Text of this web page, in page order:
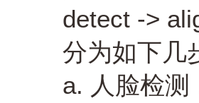
detect ->
分为如下几
a. 人脸检测